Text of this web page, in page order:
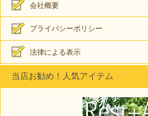
会社概要
プライバシーポリシー
法律による表示
当店お勧め！人気アイテム